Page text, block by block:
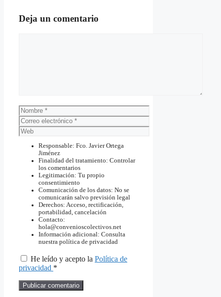
Deja un comentario
Nombre
Correo
electrónico
Web
Responsable: Fco. Javier Ortega
Jiménez
Finalidad del tratamiento: Controlar
los comentarios
Legitimación: Tu propio
consentimiento
Comunicación de los datos: No se
comunicarán salvo previsión legal
Derechos: Acceso, rectificación,
portabilidad, cancelación
Contacto:
hola@convenioscolectivos.net
Información adicional: Consulta
nuestra política de privacidad
He leído y acepto la Política de
privacidad *